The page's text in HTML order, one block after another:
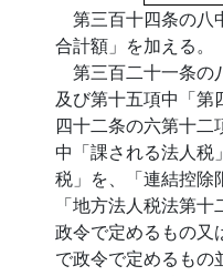
第三百十四条の八
合計額」を加える。
第三百二十一条の
及び第十五項中「第
四十二条の六第十
中「課される法人税
税」を、「連結控除
「地方法人税法第
政令で定めるもの又
で政令で定めるもの